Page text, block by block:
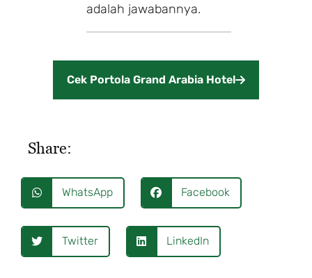
adalah jawabannya.
Cek Portola Grand Arabia Hotel
Share:
WhatsApp Facebook
Twitter LinkedIn